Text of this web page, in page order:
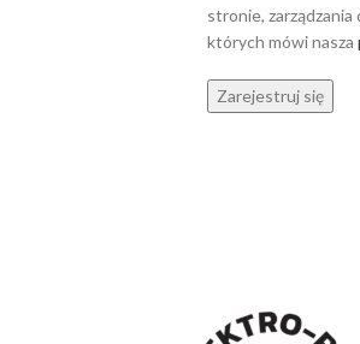
stronie,
których mówi nasza
Zarejestruj się